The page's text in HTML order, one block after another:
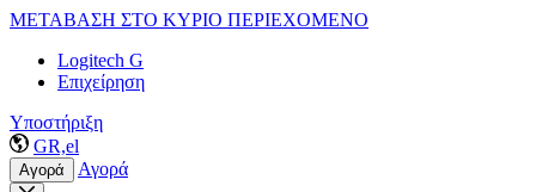
ΜΕΤΑΒΑΣΗ ΣΤΟ ΚΥΡΙΟ ΠΕΡΙΕΧΟΜΕΝΟ
Logitech G
Επιχείρηση
Υποστήριξη
GR,el
Αγορά Αγορά